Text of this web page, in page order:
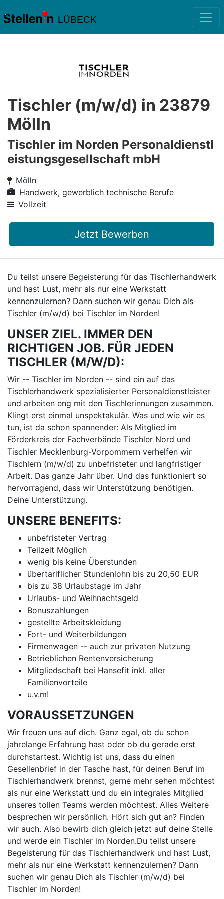
LÜBECK
Tischler (m/w/d) in 23879
Mölln
Tischler im Norden Personaldienstl
eistungsgesellschaft mbH
Mölln
Handwerk, gewerblich technische Berufe
Vollzeit
Jetzt Bewerben
Du teilst unsere Begeisterung für das Tischlerhandwerk
und hast Lust, mehr als nur eine Werkstatt
kennenzulernen? Dann suchen wir genau Dich als
Tischler (m/w/d) bei Tischler im Norden!
UNSER ZIEL. IMMER DEN
RICHTIGEN JOB. FÜR JEDEN
TISCHLER (M/W/D):
Wir -- Tischler im Norden -- sind ein auf das
Tischlerhandwerk spezialisierter Personaldienstleister
und arbeiten eng mit den Tischlerinnungen zusammen.
Klingt erst einmal unspektakulär. Was und wie wir es
tun, ist da schon spannender: Als Mitglied im
Förderkreis der Fachverbände Tischler Nord und
Tischler Mecklenburg-Vorpommern verhelfen wir
Tischlern (m/w/d) zu unbefristeter und langfristiger
Arbeit. Das ganze Jahr über. Und das funktioniert so
hervorragend, dass wir Unterstützung benötigen.
Deine Unterstützung.
UNSERE BENEFITS:
unbefristeter Vertrag
Teilzeit Möglich
wenig bis keine Überstunden
übertariflicher Stundenlohn bis zu 20,50 EUR
bis zu 38 Urlaubstage im Jahr
Urlaubs- und Weihnachtsgeld
Bonuszahlungen
gestellte Arbeitskleidung
Fort- und Weiterbildungen
Firmenwagen -- auch zur privaten Nutzung
Betrieblichen Rentenversicherung
Mitgliedschaft bei Hansefit inkl. aller
Familienvorteile
u.v.m!
VORAUSSETZUNGEN
Wir freuen uns auf dich. Ganz egal, ob du schon
jahrelange Erfahrung hast oder ob du gerade erst
durchstartest. Wichtig ist uns, dass du einen
Gesellenbrief in der Tasche hast, für deinen Beruf im
Tischlerhandwerk brennst, gerne mehr sehen möchtest
als nur eine Werkstatt und du ein integrales Mitglied
unseres tollen Teams werden möchtest. Alles Weitere
besprechen wir persönlich. Hört sich gut an? Finden
wir auch. Also bewirb dich gleich jetzt auf deine Stelle
und werde ein Tischler im Norden.Du teilst unsere
Begeisterung für das Tischlerhandwerk und hast Lust,
mehr als nur eine Werkstatt kennenzulernen? Dann
suchen wir genau Dich als Tischler (m/w/d) bei
Tischler im Norden!